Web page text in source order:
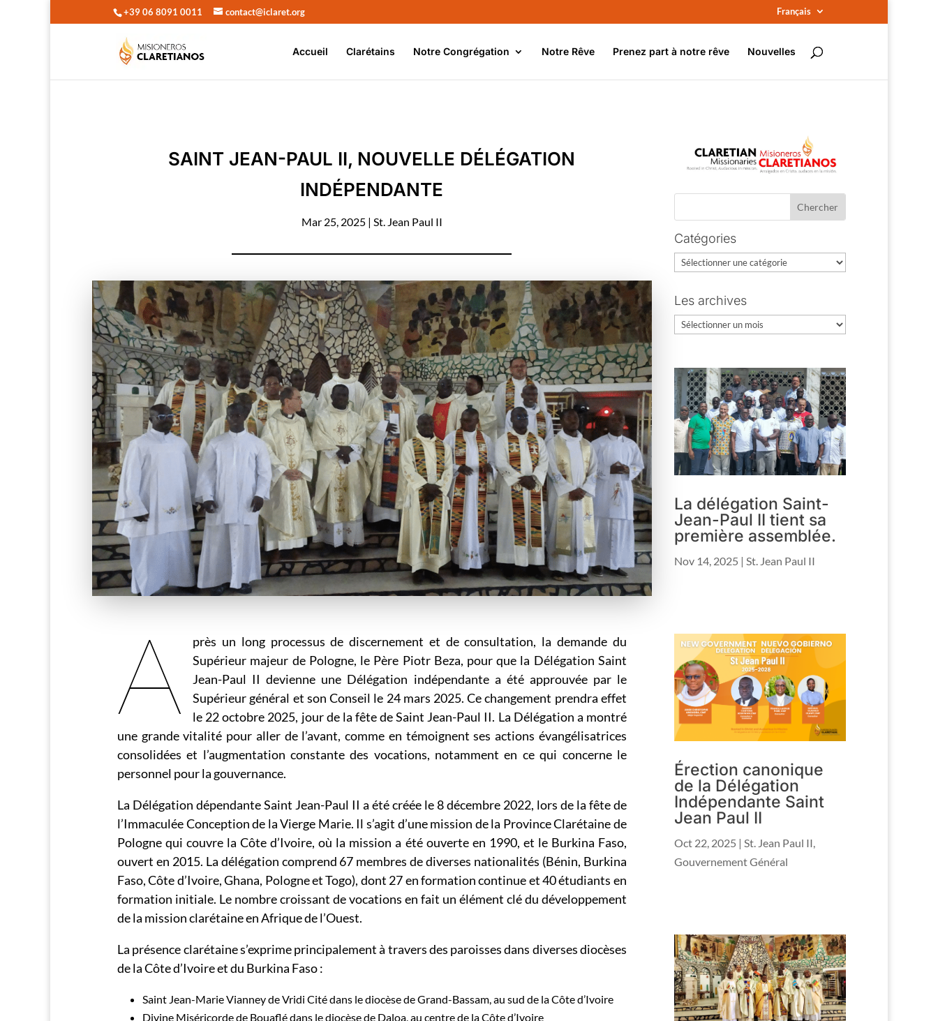
+39 06 8091 0011 contact@iclaret.org Français
Accueil Clarétains Notre Congrégation Notre Rêve Prenez part à notre rêve Nouvelles
SAINT JEAN-PAUL II, NOUVELLE DÉLÉGATION
INDÉPENDANTE
Mar 25, 2025| St. Jean Paul II
A
près un long processus de discernement et de consultation, la demande du
Supérieur majeur de Pologne, le Père Piotr Beza, pour que la Délégation Saint
Jean-Paul II devienne une Délégation indépendante a été approuvée par le
Supérieur général et son Conseil le 24 mars 2025. Ce changement prendra effet
le 22 octobre 2025, jour de la fête de Saint Jean-Paul II. La Délégation a montré
une grande vitalité pour aller de l’avant, comme en témoignent ses actions évangélisatrices
consolidées et l’augmentation constante des vocations, notamment en ce qui concerne le
personnel pour la gouvernance.
La Délégation dépendante Saint Jean-Paul II a été créée le 8 décembre 2022, lors de la fête de
l’Immaculée Conception de la Vierge Marie. Il s’agit d’une mission de la Province Clarétaine de
Pologne qui couvre la Côte d’Ivoire, où la mission a été ouverte en 1990, et le Burkina Faso,
ouvert en 2015. La délégation comprend 67 membres de diverses nationalités (Bénin, Burkina
Faso, Côte d’Ivoire, Ghana, Pologne et Togo), dont 27 en formation continue et 40 étudiants en
formation initiale. Le nombre croissant de vocations en fait un élément clé du développement
de la mission clarétaine en Afrique de l’Ouest.
La présence clarétaine s’exprime principalement à travers des paroisses dans diverses diocèses
de la Côte d’Ivoire et du Burkina Faso :
Saint Jean-Marie Vianney de Vridi Cité dans le diocèse de Grand-Bassam, au sud de la Côte d’Ivoire
Divine Miséricorde de Bouaflé dans le diocèse de Daloa, au centre de la Côte d’Ivoire
Catégories
Catégories
Les archives
Les
La délégation Saint-
Jean-Paul II tient sa
première assemblée.
Nov 14, 2025 |St. Jean Paul II
Érection canonique
de la Délégation
Indépendante Saint
Jean Paul II
Oct 22, 2025 | St. Jean Paul II
Gouvernement Général